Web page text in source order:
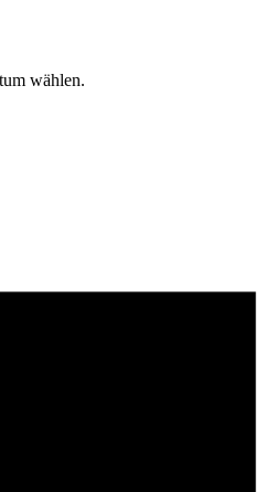
wählen.